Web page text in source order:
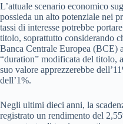
L’attuale scenario economico
possieda un alto potenziale nei
tassi di interesse potrebbe
titolo, soprattutto considerando
Banca Centrale Europea (BCE)
“duration” modificata del titolo,
suo valore apprezzerebbe
dell’1%.
Negli ultimi dieci anni, la
registrato un rendimento del